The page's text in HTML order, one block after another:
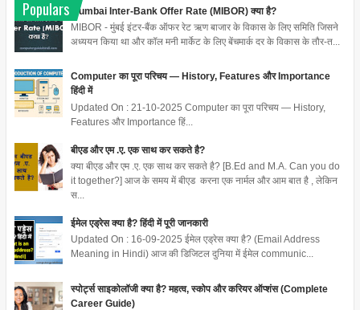
Populars
Mumbai Inter-Bank Offer Rate (MIBOR) क्या है?
MIBOR - मुंबई इंटर-बैंक ऑफर रेट ऋण बाजार के विकास के लिए समिति जिसने
अध्ययन किया था और कॉल मनी मार्केट के लिए बेंचमार्क दर के विकास के तौर-त...
Computer का पूरा परिचय — History, Features और Importance
हिंदी में
Updated On : 21-10-2025 Computer का पूरा परिचय — History,
Features और Importance हिं...
बीएड और एम .ए. एक साथ कर सकते है?
क्या बीएड और एम .ए. एक साथ कर सकते है? [B.Ed and M.A. Can you do
it together?] आज के समय में बीएड करना एक नार्मल और आम बात है , लेकिन
स...
ईमेल एड्रेस क्या है? हिंदी में पूरी जानकारी
Updated On : 16-09-2025 ईमेल एड्रेस क्या है? (Email Address
Meaning in Hindi) आज की डिजिटल दुनिया में ईमेल communic...
स्पोर्ट्स साइकोलॉजी क्या है? महत्व, स्कोप और करियर ऑप्शंस (Complete
Career Guide)